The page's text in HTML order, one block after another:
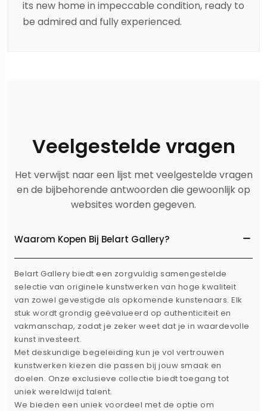
its new home in impeccable condition, ready to
be admired and fully experienced.
Veelgestelde vragen
Het verwijst naar een lijst met veelgestelde vragen
en de bijbehorende antwoorden die gewoonlijk op
websites worden gegeven.
Waarom Kopen Bij Belart Gallery?
Belart Gallery biedt een zorgvuldig samengestelde
selectie van originele kunstwerken van hoge kwaliteit
van zowel gevestigde als opkomende kunstenaars. Elk
stuk wordt grondig geëvalueerd op authenticiteit en
vakmanschap, zodat je zeker weet dat je in waardevolle
kunst investeert.
Met deskundige begeleiding kun je vol vertrouwen
kunstwerken kiezen die passen bij jouw smaak en
doelen. Onze exclusieve collectie biedt toegang tot
uniek wereldwijd talent.
We bieden een uniek voordeel met de optie om